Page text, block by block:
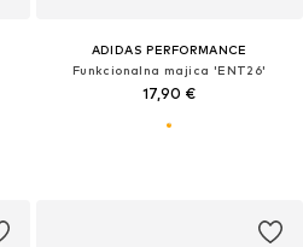
ADIDAS PERFORMANCE
Funkcionalna majica 'ENT26'
17,90 €